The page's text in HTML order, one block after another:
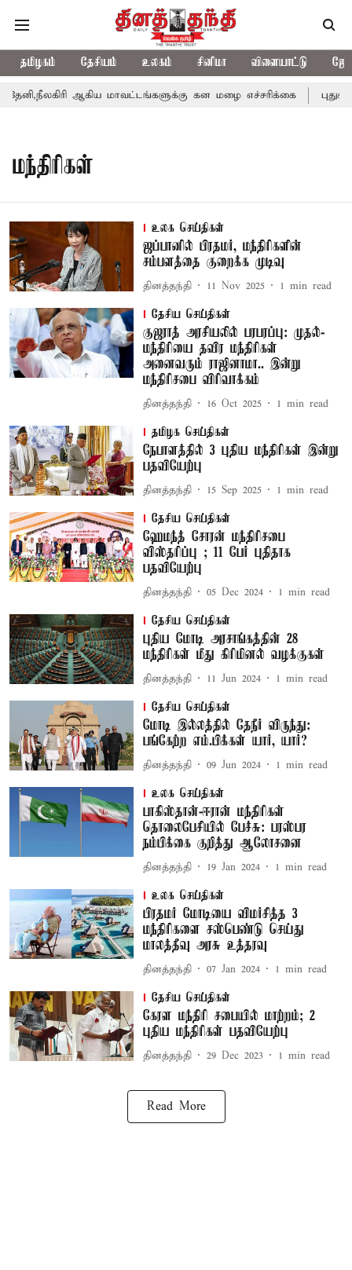
தமிழகம் தேசியம் உலகம் சினிமா விளையாட்டு
ஆகிய மாவட்டங்களுக்கு கன மழை எச்சரிக்கை
மந்திரிகள்
உலக செய்திகள்
ஜப்பானில் பிரதமர், மந்திரிகளின்
சம்பளத்தை குறைக்க முடிவு
தினத்தந்தி 11 Nov 2025 1 min read
தேசிய செய்திகள்
குஜராத் அரசியலில் பரபரப்பு: முதல்-
மந்திரியை தவிர மந்திரிகள்
அனைவரும் ராஜினாமா.. இன்று
மந்திரிசபை விரிவாக்கம்
தினத்தந்தி 16 Oct 2025 1 min read
தமிழக செய்திகள்
நேபாளத்தில் 3 புதிய மந்திரிகள் இன்று
பதவியேற்பு
தினத்தந்தி 15 Sep 2025 1 min read
தேசிய செய்திகள்
ஹேமந்த் சோரன் மந்திரிசபை
விஸ்தரிப்பு ; 11 பேர் புதிதாக
பதவியேற்பு
தினத்தந்தி 05 Dec 2024 1 min read
தேசிய செய்திகள்
புதிய மோடி அரசாங்கத்தின் 28
மந்திரிகள் மீது கிரிமினல் வழக்குகள்
தினத்தந்தி 11 Jun 2024 1 min read
தேசிய செய்திகள்
மோடி இல்லத்தில் தேநீர் விருந்து:
பங்கேற்ற எம்.பிக்கள் யார், யார்?
தினத்தந்தி 09 Jun 2024 1 min read
உலக செய்திகள்
பாகிஸ்தான்-ஈரான் மந்திரிகள்
தொலைபேசியில் பேச்சு: பரஸ்பர
நம்பிக்கை குறித்து ஆலோசனை
தினத்தந்தி 19 Jan 2024 1 min read
உலக செய்திகள்
பிரதமர் மோடியை விமர்சித்த 3
மந்திரிகளை சஸ்பெண்டு செய்து
மாலத்தீவு அரசு உத்தரவு
தினத்தந்தி 07 Jan 2024 1 min read
தேசிய செய்திகள்
கேரள மந்திரி சபையில் மாற்றம்; 2
புதிய மந்திரிகள் பதவியேற்பு
தினத்தந்தி 29 Dec 2023 1 min read
Read More